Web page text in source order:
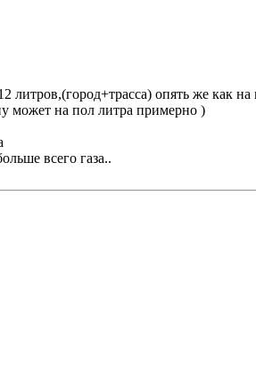
опять же как на
может на пол литра примерно )
всего газа..